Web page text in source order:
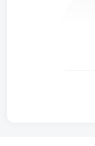
| | ├──【6.7】【
| | ├──【7.2】【